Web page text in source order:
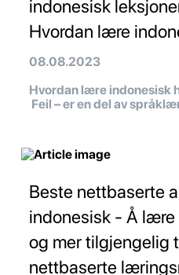
indonesisk
Hvordan lære
08.08.2023
Hvordan lære
Feil – er en del av
Beste nettbaserte
indonesisk - Å
og mer tilgjengelig
nettbaserte